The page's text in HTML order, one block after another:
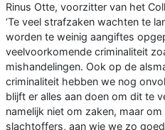
Rinus Otte, voorzitter van het
‘Te veel strafzaken wachten te
worden te weinig aangiftes
veelvoorkomende criminaliteit
mishandelingen. Ook op de
criminaliteit hebben we nog
blijft er alles aan doen om dit te
namelijk niet om zaken, maar
slachtoffers, aan wie we zo